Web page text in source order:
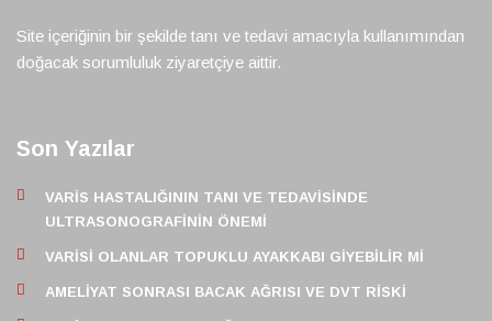
Site içeriğinin bir şekilde tanı ve tedavi amacıyla kullanımından
doğacak sorumluluk ziyaretçiye aittir.
Son Yazılar
VARIS HASTALIĞININ TANI VE TEDAVISINDE
ULTRASONOGRAFININ ÖNEMI
VARISI OLANLAR TOPUKLU AYAKKABI GIYEBILIR MI
AMELIYAT SONRASI BACAK AĞRISI VE DVT RISKI